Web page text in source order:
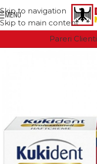
Skip to navigation
Skip to main content
MENU
Pareri Clienti